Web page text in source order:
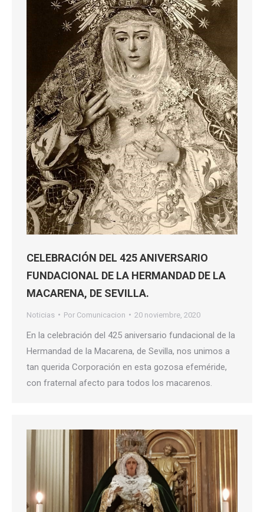
CELEBRACIÓN DEL 425 ANIVERSARIO
FUNDACIONAL DE LA HERMANDAD DE LA
MACARENA, DE SEVILLA.
Noticias Por Comunicacion 20 noviembre, 2020
En la celebración del 425 aniversario fundacional de la
Hermandad de la Macarena, de Sevilla, nos unimos a
tan querida Corporación en esta gozosa efeméride,
con fraternal afecto para todos los macarenos.